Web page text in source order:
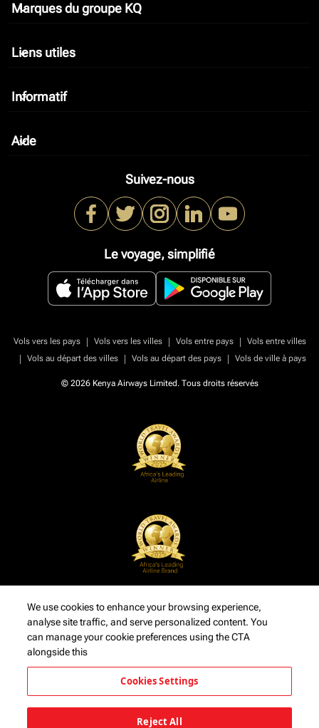
Marques du groupe KQ
keyboard_arrow_down
Liens utiles
keyboard_arrow_down
Informatif
keyboard_arrow_down
Aide
keyboard_arrow_down
Suivez-nous
Le voyage, simplifié
Vols vers les pays | Vols vers les villes | Vols entre pays |
Vols entre villes
|
Vols au départ des villes | Vols au départ des pays | Vols de ville à pays
© 2026 Kenya Airways Limited. Tous droits réservés
We use cookies to enhance your browsing experience,
analyse site traffic, and serve personalized content. You
can manage your cookie preferences using the CTA
alongside this
Cookies Settings
Reject All